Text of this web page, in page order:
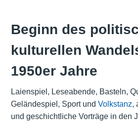
Beginn des
kulturellen
1950er Jahre
Laienspiel, Leseabende, Basteln,
Geländespiel, Sport und Volkstanz,
und geschichtliche Vorträge in den